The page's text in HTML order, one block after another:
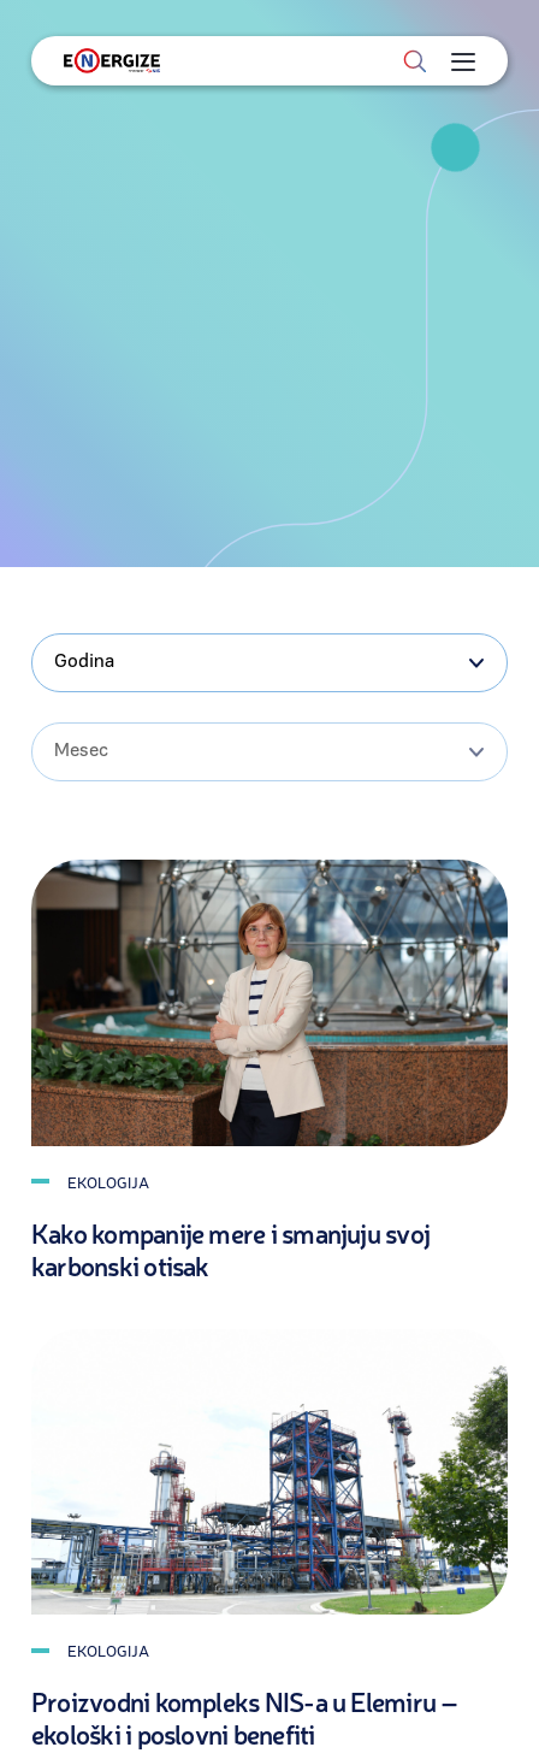
Godina
Mesec
EKOLOGIJA
Kako kompanije mere i smanjuju svoj
karbonski otisak
EKOLOGIJA
Proizvodni kompleks NIS-a u Elemiru –
ekološki i poslovni benefiti